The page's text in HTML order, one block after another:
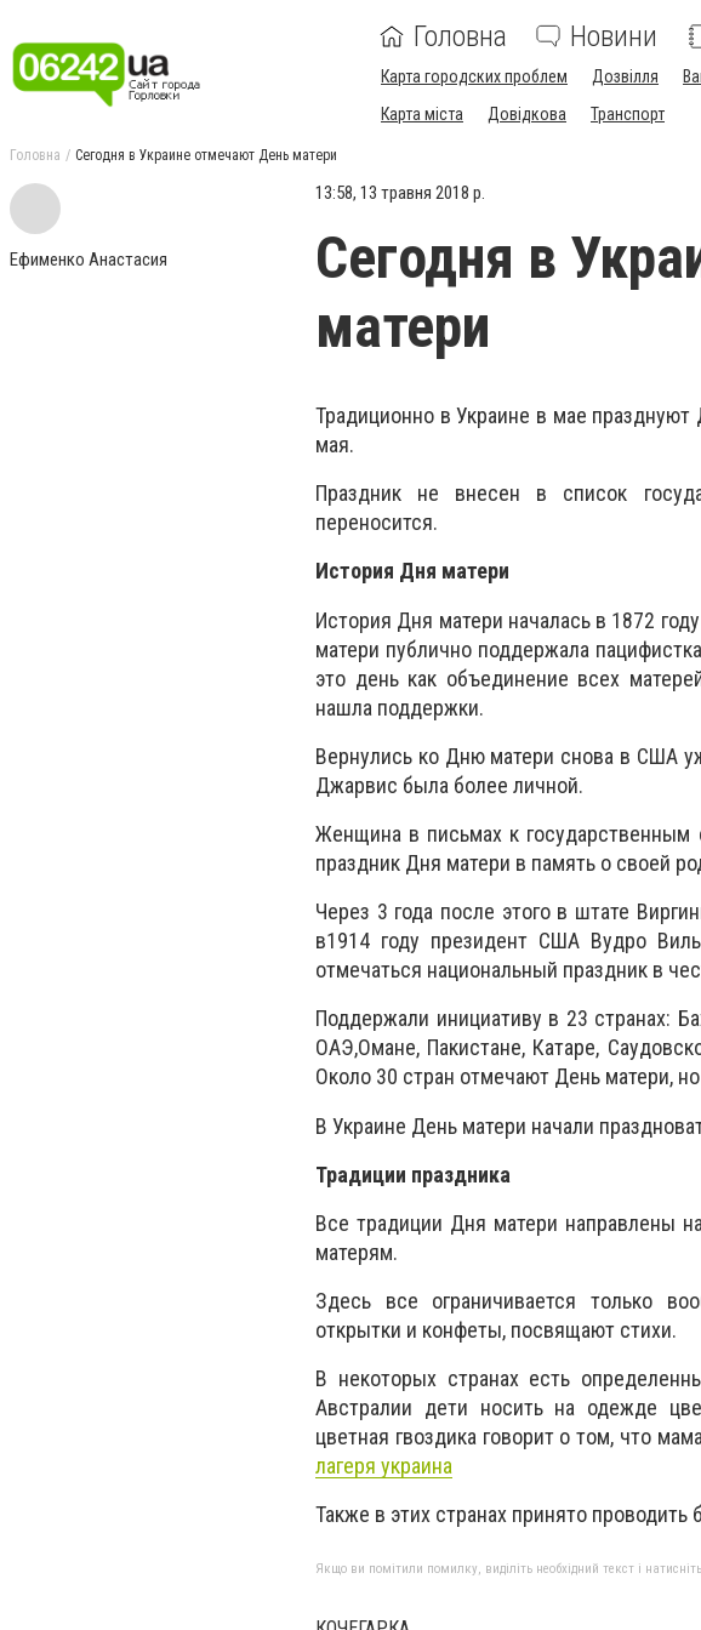
Головна Новини
Карта городских проблем Дозвілля
Карта міста
Довідкова Транспорт
Головна Сегодня в Украине отмечают День матери
Ефименко Анастасия
13:58, 13 травня 2018 р.
Сегодня в
матери
Традиционно в Украине в мае
мая.
Праздник не внесен в список
переносится.
История Дня матери
История Дня матери началась в 1872
матери публично поддержала
это день как объединение всех
нашла поддержки.
Вернулись ко Дню матери снова в США
Джарвис была более личной.
Женщина в письмах к государственным
праздник Дня матери в память о своей
Через 3 года после этого в штате
в1914 году президент США Вудро
отмечаться национальный праздник в
Поддержали инициативу в 23 странах:
ОАЭ,Омане, Пакистане, Катаре,
Около 30 стран отмечают День матери,
В Украине День матери начали
Традиции праздника
Все традиции Дня матери направлены
матерям.
Здесь все ограничивается только
открытки и конфеты, посвящают стихи.
В некоторых странах есть
Австралии дети носить на одежде
цветная гвоздика говорит о том, что
лагеря украина
Также в этих странах принято
Якщо ви помітили помилку, виділіть необхідний текст і